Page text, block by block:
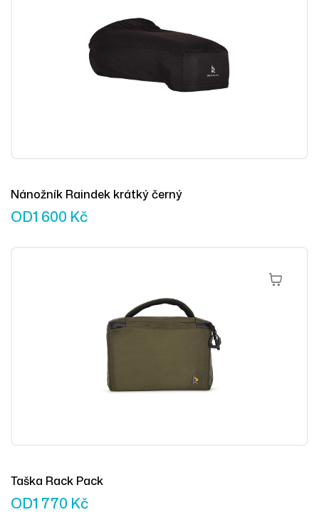
Nánožník Raindek krátký černý
OD1 600 Kč
Výběr
Taška Rack Pack
OD1 770 Kč